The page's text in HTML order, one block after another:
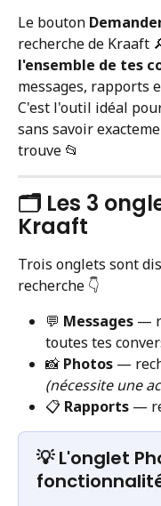
Le bouton
recherche de Kraaft
l'ensemble de tes
messages, rapports
C'est l'outil idéal
sans savoir
trouve 📂
🗂️ Les 3
Kraaft
Trois onglets sont
recherche 👇
💬 Messages —
toutes tes
📸 Photos —
(nécessite une
📋 Rapports —
💡 L'onglet